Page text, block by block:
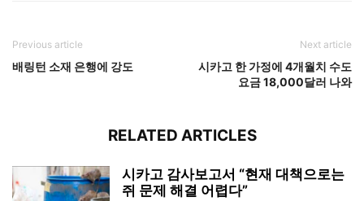
Previous article
배링턴 소재 은행에 강도
Next article
시카고 한 가정에 4개월치 수도
요금 18,000달러 나와
RELATED ARTICLES
시카고 감사보고서 “현재 대책으로는
쥐 문제 해결 어렵다”